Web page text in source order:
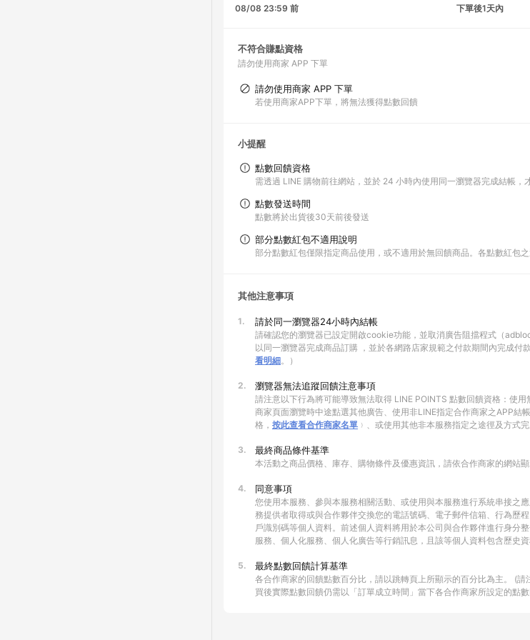
08/08 23:59 前 下單後1天內
不符合賺點資格
請勿使用商家 APP 下單
請勿使用商家 APP 下單
若使用商家APP下單，將無法獲得點數回饋
小提醒
點數回饋資格
需透過 LINE 購物前往網站，並於 24 小時內使用同一瀏覽器完成結帳，
點數發送時間
點數將於出貨後30天前後發送
部分點數紅包不適用說明
部分點數紅包僅限指定商品使用，或不適用於無回饋商品。各點數紅包
其他注意事項
1. 請於同一瀏覽器24小時內結帳
請確認您的瀏覽器已設定開啟cookie功能，並取消廣告阻擋程式（
以同一瀏覽器完成商品訂購 ，並於各網路店家規範之付款期間內完成付
看明細。）
2. 瀏覽器無法追蹤回饋注意事項
請注意以下行為將可能導致無法取得 LINE POINTS 點數回饋資格：使
商家頁面瀏覽時中途點選其他廣告、使用非LINE指定合作商家之APP結
格， 按此查看合作商家名單 ﹚、或使用其他非本服務指定之途徑及方式完
3. 最終商品條件基準
本活動之商品價格、庫存、購物條件及優惠資訊，請依合作商家的網站
4. 同意事項
您使用本服務、參與本服務相關活動、或使用與本服務進行系統串接之
務提供者取得或與合作夥伴交換您的電話號碼、電子郵件信箱、行為歷
戶識別碼等個人資料。前述個人資料將用於本公司與合作夥伴進行身分
服務、個人化服務、個人化廣告等行銷訊息，且該等個人資料包含歷史
5. 最終點數回饋計算基準
各合作商家的回饋點數百分比，請以跳轉頁上所顯示的百分比為主。 (
買後實際點數回饋仍需以「訂單成立時間」當下各合作商家所設定的點數